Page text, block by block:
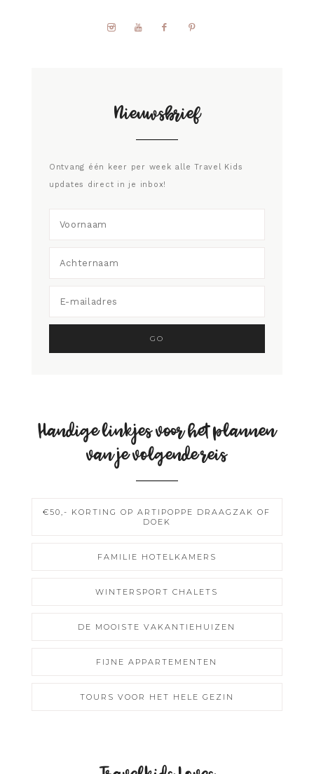
Nieuwsbrief
Ontvang één keer per week alle Travel Kids
updates direct in je inbox!
Handige linkjes voor het plannen
van je volgende reis
€50,- KORTING OP ARTIPOPPE DRAAGZAK OF
DOEK
FAMILIE HOTELKAMERS
WINTERSPORT CHALETS
DE MOOISTE VAKANTIEHUIZEN
FIJNE APPARTEMENTEN
TOURS VOOR HET HELE GEZIN